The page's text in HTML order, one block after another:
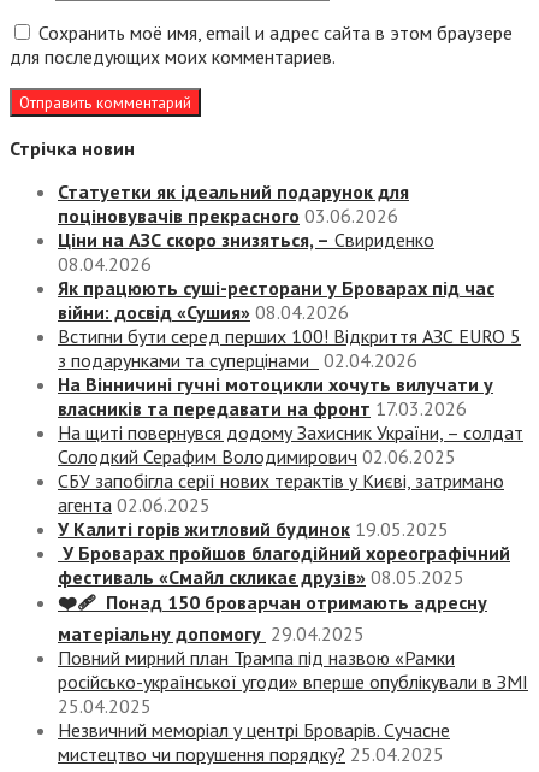
Сохранить моё имя, email и адрес сайта в этом браузере
для последующих моих комментариев.
Стрічка новин
Статуетки як ідеальний подарунок для
поціновувачів прекрасного 03.06.2026
Ціни на АЗС скоро знизяться, – Свириденко
08.04.2026
Як працюють суші-ресторани у Броварах під час
війни: досвід «Сушия» 08.04.2026
Встигни бути серед перших 100! Відкриття АЗС EURO 5
з подарунками та суперцінами
02.04.2026
На Вінничині гучні мотоцикли хочуть вилучати у
власників та передавати на фронт 17.03.2026
На щиті повернувся додому Захисник України, – солдат
Солодкий Серафим Володимирович 02.06.2025
СБУ запобігла серії нових терактів у Києві, затримано
агента 02.06.2025
У Калиті горів житловий будинок 19.05.2025
У Броварах пройшов благодійний хореографічний
фестиваль «Смайл скликає друзів» 08.05.2025
❤️‍🩹 Понад 150 броварчан отримають адресну
матеріальну допомогу 29.04.2025
Повний мирний план Трампа під назвою «‎Рамки
російсько-української угоди» вперше опублікували в ЗМІ
25.04.2025
Незвичний меморіал у центрі Броварів. Сучасне
мистецтво чи порушення порядку? 25.04.2025